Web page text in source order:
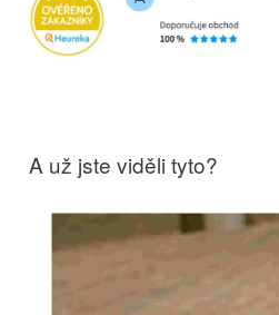
A už jste viděli tyto?